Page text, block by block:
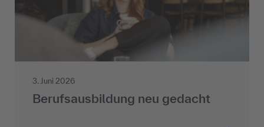
3. Juni 2026
Berufsausbildung neu gedacht